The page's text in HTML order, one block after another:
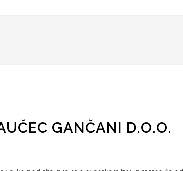
GANČANI D.O.O.